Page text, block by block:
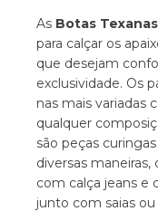
As Botas Texanas
para calçar os
que desejam
exclusividade. Os
nas mais variadas
qualquer
são peças
diversas
com calça jeans e
junto com saias